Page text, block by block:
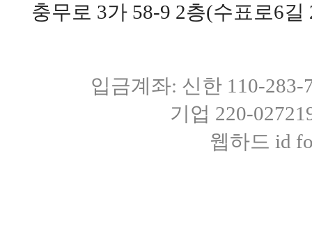
충무로 3가 58-9 2층(수표로6
입금계좌: 신한 110-
기업 220-
웹하드 id